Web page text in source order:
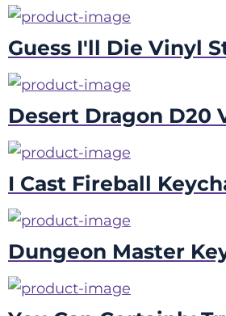
Guess I'll Die Vinyl
Desert Dragon D20
I Cast Fireball
Dungeon Master